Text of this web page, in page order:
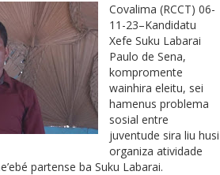
Covalima (RCCT) 06-
11-23–Kandidatu
Xefe Suku Labarai
Paulo de Sena,
kompromente
wainhira eleitu, sei
hamenus problema
sosial entre
juventude sira liu husi
organiza atividade
partense ba Suku Labarai.